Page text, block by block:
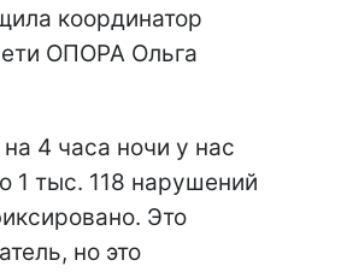
координатор
ОПОРА Ольга
4 часа ночи у нас
1 тыс. 118 нарушений
Это
но это